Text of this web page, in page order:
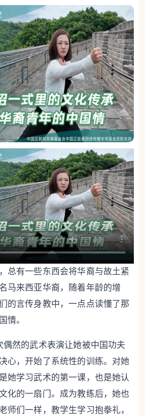
有一些东西会将华裔与故土紧
马来西亚华裔，随着年龄的增
的言传身教中，一点点读懂了那
情。
然的武术表演让她被中国功夫
心，开始了系统性的训练。对她
她学习武术的第一课，也是她认
化的一扇门。成为教练后，她也
师们一样，教学生学习抱拳礼，